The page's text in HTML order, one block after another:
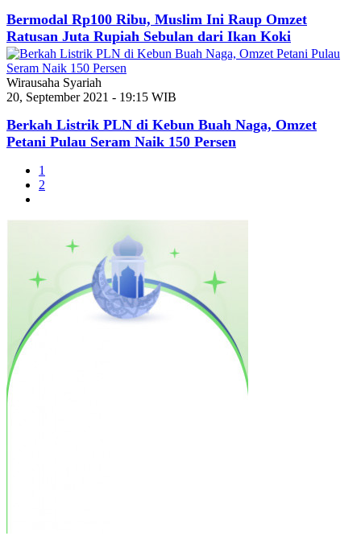
Bermodal Rp100 Ribu, Muslim Ini Raup Omzet
Ratusan Juta Rupiah Sebulan dari Ikan Koki
Wirausaha Syariah
20, September 2021 - 19:15 WIB
Berkah Listrik PLN di Kebun Buah Naga, Omzet
Petani Pulau Seram Naik 150 Persen
1
2